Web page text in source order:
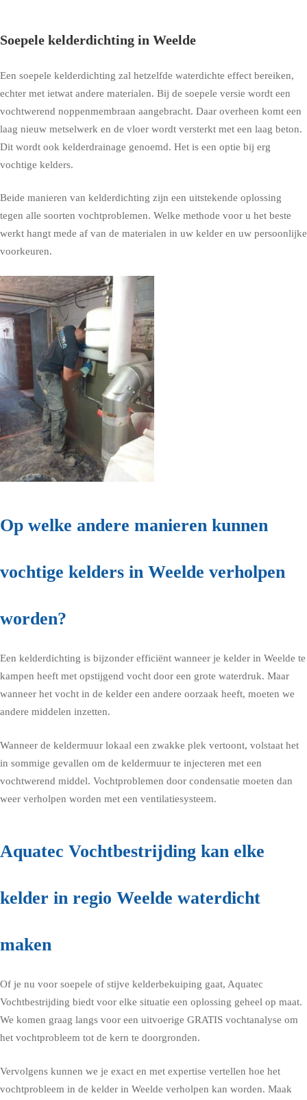
Soepele kelderdichting in Weelde
Een soepele kelderdichting zal hetzelfde waterdichte effect bereiken,
echter met ietwat andere materialen. Bij de soepele versie wordt een
vochtwerend noppenmembraan aangebracht. Daar overheen komt een
laag nieuw metselwerk en de vloer wordt versterkt met een laag beton.
Dit wordt ook kelderdrainage genoemd. Het is een optie bij erg
vochtige kelders.
Beide manieren van kelderdichting zijn een uitstekende oplossing
tegen alle soorten vochtproblemen. Welke methode voor u het beste
werkt hangt mede af van de materialen in uw kelder en uw persoonlijke
voorkeuren.
Op welke andere manieren kunnen
vochtige kelders in Weelde verholpen
worden?
Een kelderdichting is bijzonder efficiënt wanneer je kelder in Weelde te
kampen heeft met opstijgend vocht door een grote waterdruk. Maar
wanneer het vocht in de kelder een andere oorzaak heeft, moeten we
andere middelen inzetten.
Wanneer de keldermuur lokaal een zwakke plek vertoont, volstaat het
in sommige gevallen om de keldermuur te injecteren met een
vochtwerend middel. Vochtproblemen door condensatie moeten dan
weer verholpen worden met een ventilatiesysteem.
Aquatec Vochtbestrijding kan elke
kelder in regio Weelde waterdicht
maken
Of je nu voor soepele of stijve kelderbekuiping gaat, Aquatec
Vochtbestrijding biedt voor elke situatie een oplossing geheel op maat.
We komen graag langs voor een uitvoerige GRATIS vochtanalyse om
het vochtprobleem tot de kern te doorgronden.
Vervolgens kunnen we je exact en met expertise vertellen hoe het
vochtprobleem in de kelder in Weelde verholpen kan worden. Maak